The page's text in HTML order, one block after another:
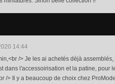
14:44
/> Je les ai achetés déjà
dans l'accessoirisation et la patine, pour
/> Il y a beaucoup de choix chez